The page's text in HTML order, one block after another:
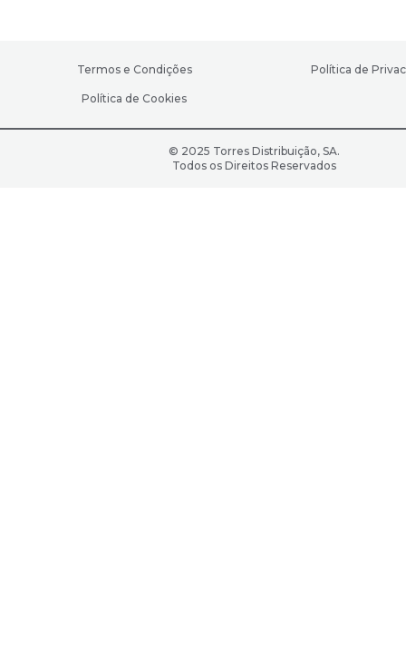
Termos e Condições Política de
Política de Cookies
© 2025 Torres Distribuição, SA.
Todos os Direitos Reservados